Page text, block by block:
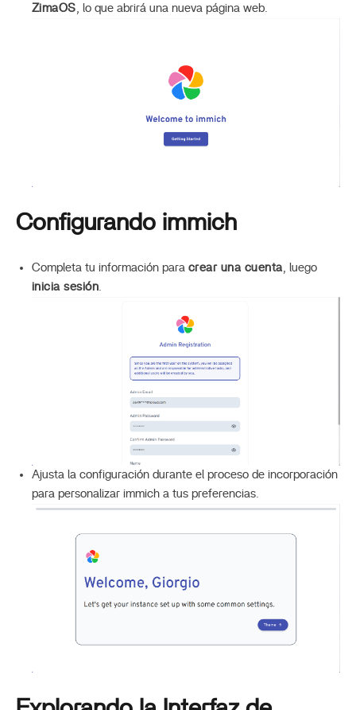
ZimaOS, lo que abrirá una nueva página web.
Configurando immich
Completa tu información para crear una cuenta, luego
inicia sesión.
Ajusta la configuración durante el proceso de incorporación
para personalizar immich a tus preferencias.